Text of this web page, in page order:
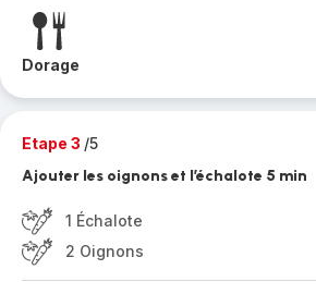
Dorage
Etape 3 /5
Ajouter les oignons et l’échalote 5 min
1 Échalote
2 Oignons